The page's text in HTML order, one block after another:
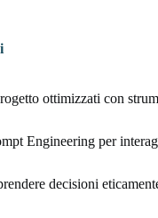
ottimizzati con
Engineering per
decisioni